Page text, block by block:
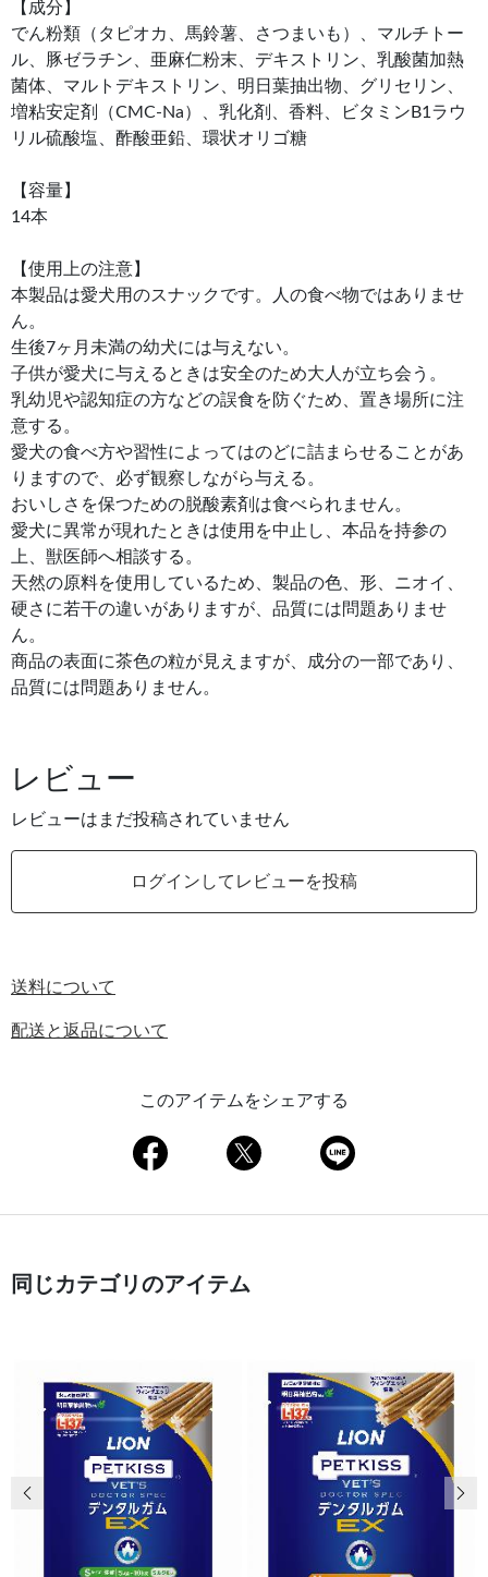
【成分】
でん粉類（タピオカ、馬鈴薯、さつまいも）、マルチトー
ル、豚ゼラチン、亜麻仁粉末、デキストリン、乳酸菌加熱
菌体、マルトデキストリン、明日葉抽出物、グリセリン、
増粘安定剤（CMC-Na）、乳化剤、香料、ビタミンB1ラウ
リル硫酸塩、酢酸亜鉛、環状オリゴ糖
【容量】
14本
【使用上の注意】
本製品は愛犬用のスナックです。人の食べ物ではありませ
ん。
生後7ヶ月未満の幼犬には与えない。
子供が愛犬に与えるときは安全のため大人が立ち会う。
乳幼児や認知症の方などの誤食を防ぐため、置き場所に注
意する。
愛犬の食べ方や習性によってはのどに詰まらせることがあ
りますので、必ず観察しながら与える。
おいしさを保つための脱酸素剤は食べられません。
愛犬に異常が現れたときは使用を中止し、本品を持参の
上、獣医師へ相談する。
天然の原料を使用しているため、製品の色、形、ニオイ、
硬さに若干の違いがありますが、品質には問題ありませ
ん。
商品の表面に茶色の粒が見えますが、成分の一部であり、
品質には問題ありません。
レビュー
レビューはまだ投稿されていません
ログインしてレビューを投稿
送料について
配送と返品について
このアイテムをシェアする
同じカテゴリのアイテム
前の画像 次